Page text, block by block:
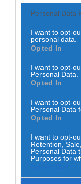
Personal Data
I want to opt-
personal data.
Opted In
I want to opt-
Personal Data.
Opted In
I want to opt-
Personal Data
Opted In
I want to opt-
Retention,
Personal Data
Purposes for
mil euros à
reforçando o
A entrega
da Junta, Carlos
de Pampilhosa da
Segundo a
juntas de
financeiramente
esforço conjunto
continuidade e
comunidade.